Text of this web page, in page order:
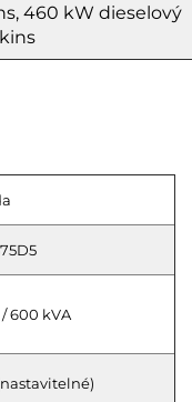
460 kW dieselový
600 kVA